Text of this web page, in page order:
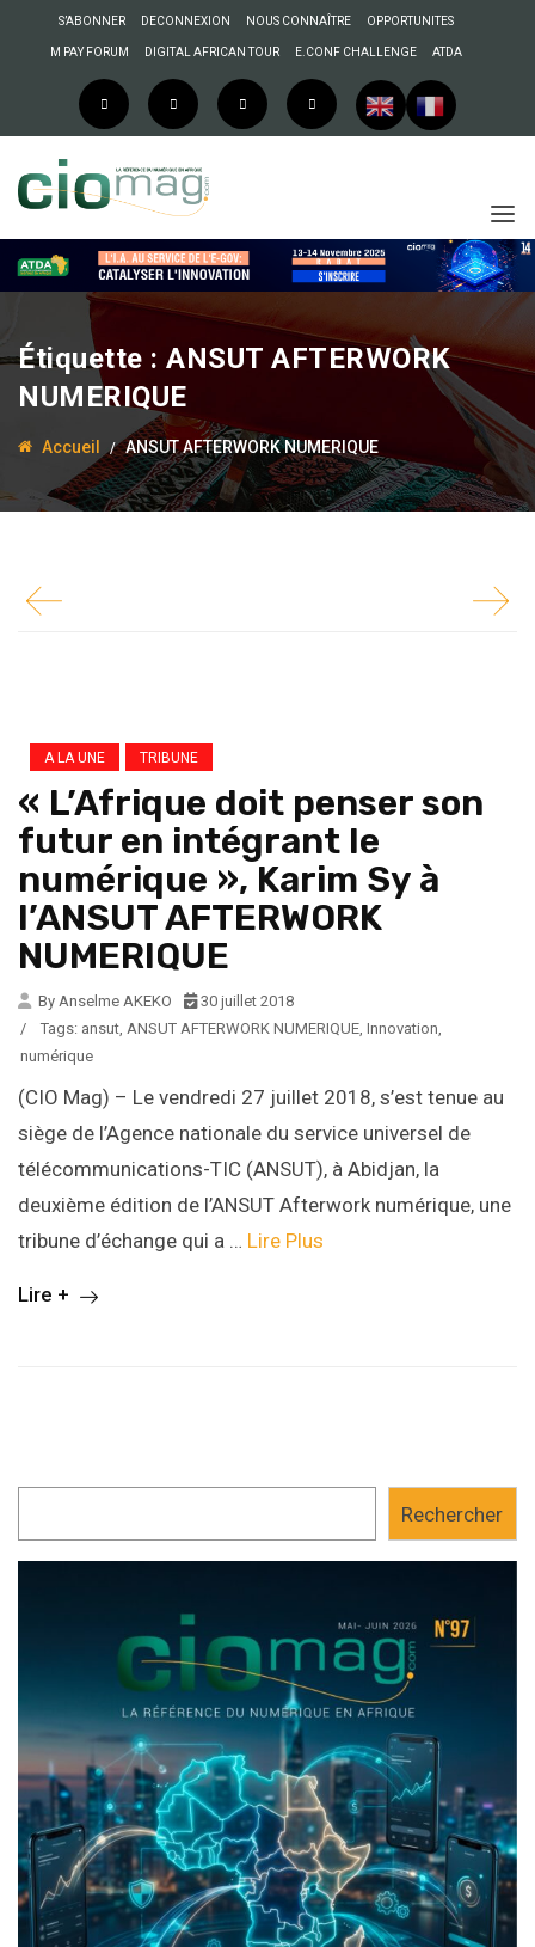
S’ABONNER DECONNEXION NOUS CONNAÎTRE OPPORTUNITES
M PAY FORUM DIGITAL AFRICAN TOUR E.CONF CHALLENGE ATDA
Étiquette : ANSUT AFTERWORK
NUMERIQUE
Accueil ANSUT AFTERWORK NUMERIQUE
30 juillet 2018 Anselme AKEKO
« L’Afrique doit penser
son futur en intégrant le
numérique », Karim Sy à
l’ANSUT AFTERWORK
NUMERIQUE
A LA UNE TRIBUNE
« L’Afrique doit penser son
futur en intégrant le
numérique », Karim Sy à
l’ANSUT AFTERWORK
NUMERIQUE
By Anselme AKEKO
30 juillet 2018
/
Tags: ansut, ANSUT AFTERWORK NUMERIQUE, Innovation,
numérique
(CIO Mag) – Le vendredi 27 juillet 2018, s’est tenue au
siège de l’Agence nationale du service universel de
télécommunications-TIC (ANSUT), à Abidjan, la
deuxième édition de l’ANSUT Afterwork numérique, une
tribune d’échange qui a … Lire Plus
Lire +
Rechercher